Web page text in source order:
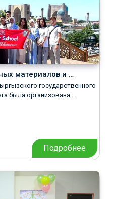
материалов и …
государственного
была организована …
Подробнее